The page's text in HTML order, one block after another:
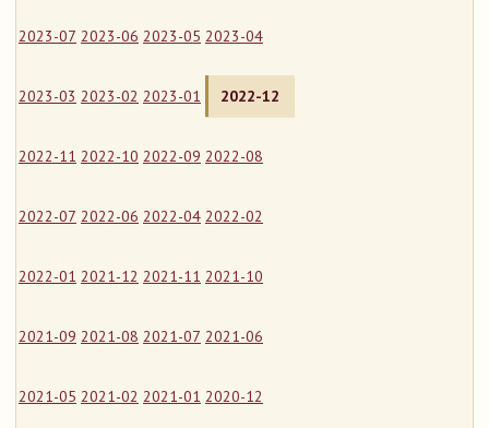
2023-07 2023-06 2023-05 2023-04
2023-03 2023-02 2023-01 2022-12
2022-11 2022-10 2022-09 2022-08
2022-07 2022-06 2022-04 2022-02
2022-01 2021-12 2021-11 2021-10
2021-09 2021-08 2021-07 2021-06
2021-05 2021-02 2021-01 2020-12